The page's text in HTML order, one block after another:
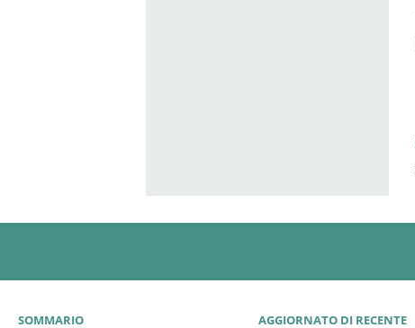
SOMMARIO AGGIORNATO DI RECENTE